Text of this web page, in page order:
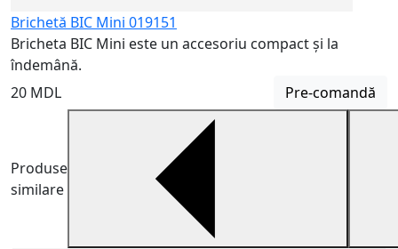
Brichetă BIC Mini 019151
Bricheta BIC Mini este un accesoriu compact și la
îndemână.
20 MDL
Pre-comandă
Produse
similare